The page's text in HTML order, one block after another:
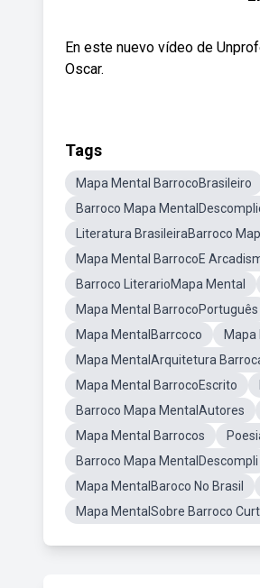
En este nuevo vídeo de
Oscar.
Tags
Mapa Mental BarrocoBrasileiro
Barroco Mapa
Literatura BrasileiraBarroco
Mapa Mental BarrocoE
Barroco LiterarioMapa Mental
Mapa Mental BarrocoPortuguês
Mapa MentalBarrcoco
Mapa
Mapa MentalArquitetura
Mapa Mental BarrocoEscrito
Barroco Mapa MentalAutores
Mapa Mental Barrocos
Barroco Mapa MentalDescompli
Mapa MentalBaroco No Brasil
Mapa MentalSobre Barroco